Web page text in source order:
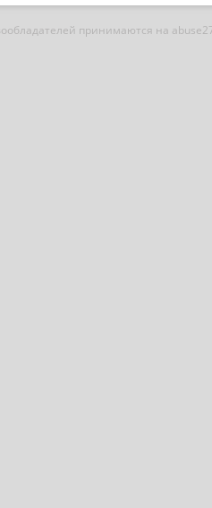
принимаются на